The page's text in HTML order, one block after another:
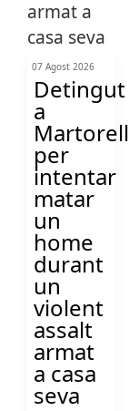
07 Agost 2026
Detingut
a
Martorell
per
intentar
matar
un
home
durant
un
violent
assalt
armat
a casa
seva